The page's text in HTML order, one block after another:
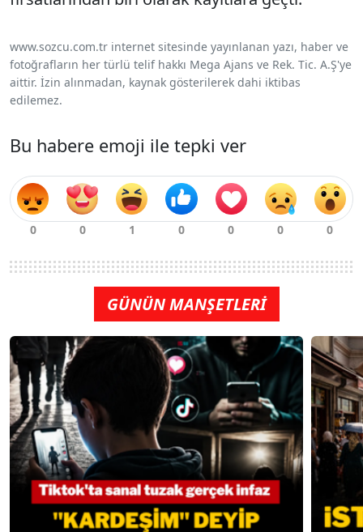
www.sozcu.com.tr internet sitesinde yayınlanan yazı, haber ve
fotoğrafların her türlü telif hakkı Mega Ajans ve Rek. Tic. A.Ş'ye
aittir. İzin alınmadan, kaynak gösterilerek dahi iktibas
edilemez.
Bu habere emoji ile tepki ver
GÜNÜN MANŞETLERİ